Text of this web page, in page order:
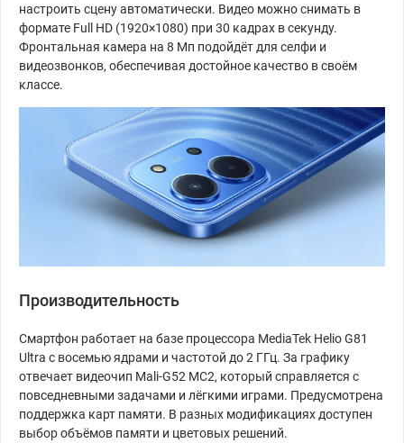
настроить сцену автоматически. Видео можно снимать в
формате Full HD (1920×1080) при 30 кадрах в секунду.
Фронтальная камера на 8 Мп подойдёт для селфи и
видеозвонков, обеспечивая достойное качество в своём
классе.
Производительность
Смартфон работает на базе процессора MediaTek Helio G81
Ultra с восемью ядрами и частотой до 2 ГГц. За графику
отвечает видеочип Mali-G52 MC2, который справляется с
повседневными задачами и лёгкими играми. Предусмотрена
поддержка карт памяти. В разных модификациях доступен
выбор объёмов памяти и цветовых решений.